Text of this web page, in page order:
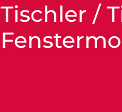
Tischler /